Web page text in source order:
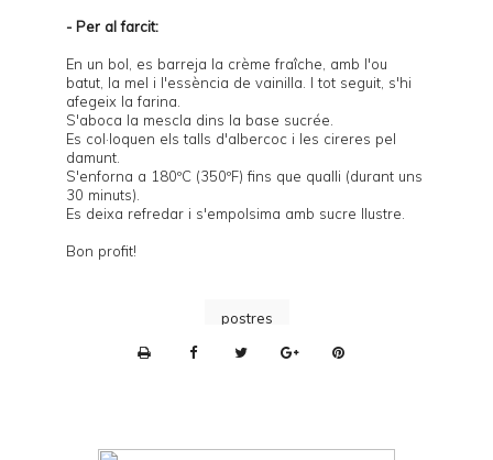
- Per al farcit:
En un bol, es barreja la crème fraîche, amb l'ou
batut, la mel i l'essència de vainilla. I tot seguit, s'hi
afegeix la farina.
S'aboca la mescla dins la base sucrée.
Es col·loquen els talls d'albercoc i les cireres pel
damunt.
S'enforna a 180ºC (350ºF) fins que qualli (durant uns
30 minuts).
Es deixa refredar i s'empolsima amb sucre llustre.
Bon profit!
postres
n